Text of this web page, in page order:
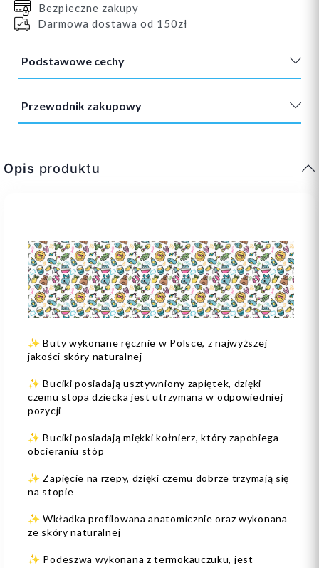
Bezpieczne zakupy
Darmowa dostawa od 150zł
Podstawowe cechy
Przewodnik zakupowy
Opis produktu
✨ Buty wykonane ręcznie w Polsce, z najwyższej
jakości skóry naturalnej
✨ Buciki posiadają usztywniony zapiętek, dzięki
czemu stopa dziecka jest utrzymana w odpowiedniej
pozycji
✨ Buciki posiadają miękki kołnierz, który zapobiega
obcieraniu stóp
✨ Zapięcie na rzepy, dzięki czemu dobrze trzymają się
na stopie
✨ Wkładka profilowana anatomicznie oraz wykonana
ze skóry naturalnej
✨ Podeszwa wykonana z termokauczuku, jest